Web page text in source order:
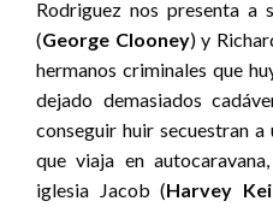
Rodriguez nos presenta a
(George Clooney) y
hermanos criminales que
dejado demasiados
conseguir huir secuestran
que viaja en
iglesia Jacob (Harvey